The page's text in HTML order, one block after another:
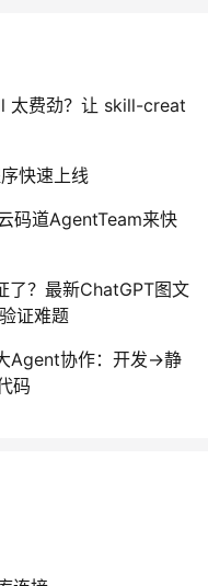
太费劲？让 skill-creat
快速上线
码道AgentTeam来快
了？最新ChatGPT图文
证难题
Agent协作：开发→静
码